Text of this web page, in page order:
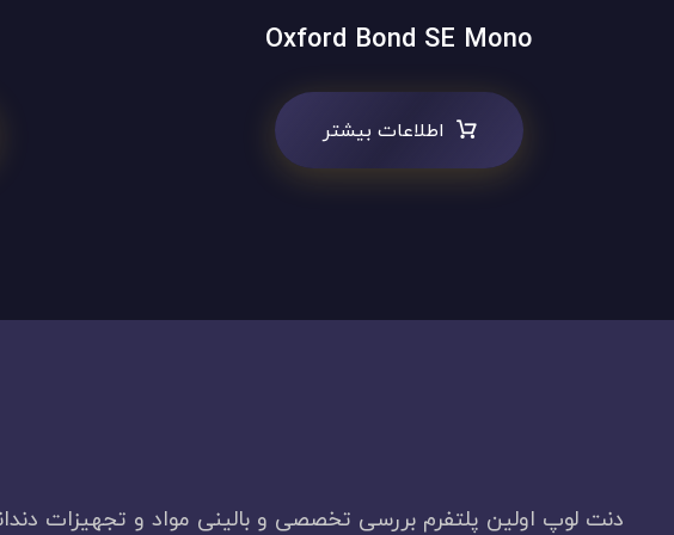
Oxford Bond SE Mono
اطلاعات بیشتر
دنت لوپ اولین پلتفرم بررسی تخصصی و بالینی مواد و تجهیزات